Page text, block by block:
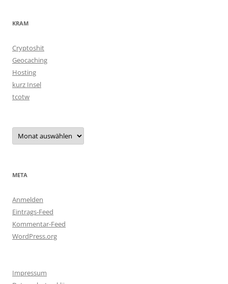
KRAM
Cryptoshit
Geocaching
Hosting
kurz Insel
tcotw
Archiv
META
Anmelden
Eintrags-Feed
Kommentar-Feed
WordPress.org
Impressum